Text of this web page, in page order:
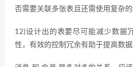
否需要关联多张表且还需使用复杂的
12)设计出的表要尽可能减少数据
性，有效的控制冗余有助于提高数据